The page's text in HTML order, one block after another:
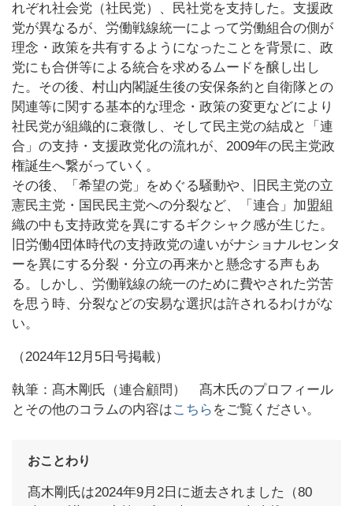
れぞれ社会党（社民党）、民社党を支持した。支援政
党が異なるが、労働戦線統一によって労働組合の側が
理念・政策を共有するようになったことを背景に、政
党にも合併等による統合を求めるムードを醸し出し
た。その後、村山内閣誕生後の安保条約と自衛隊との
関連等に関する基本的な理念・政策の変更などにより
社民党が組織的に衰微し、そして民主党の結成と「連
合」の支持・支援政党化の流れが、2009年の民主党政
権誕生へ繋がっていく。
その後、「希望の党」をめぐる騒動や、旧民主党の立
憲民主党・国民民主党への分裂など、「連合」加盟組
織の中も支持政党を異にするギクシャク感が生じた。
旧労働4団体時代の支持政党の違いがナショナルセンタ
ーを異にする分裂・分立の再来かと懸念する声もあ
る。しかし、労働戦線の統一のために費やされた労苦
を思う時、分裂などの安易な選択は許されるわけがな
い。
（2024年12月5日号掲載）
執筆：髙木剛氏（連合顧問） 髙木氏のプロフィール
とその他のコラムの内容はこちら をご覧ください。
おことわり
髙木剛氏は2024年9月2日に逝去されました（80